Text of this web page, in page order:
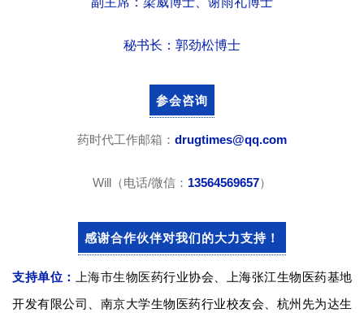
融
资
平
秘书长：郭劲松博士
参会咨询
药时代工作邮箱： drugtimes@qq.com
Will（电话/微信： 13564569657）
感谢合作伙伴对我们的大力支持！
支持单位： 上海市生物医药行业协会、上海张江生物医药基地
开发有限公司、南京大学生物医药行业校友会、 杭州先为达生